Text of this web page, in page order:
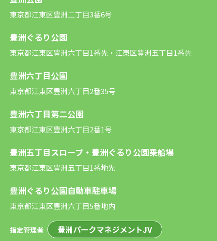
東京都江東区豊洲二丁目3番6号
豊洲ぐるり公園
東京都江東区豊洲六丁目1番先・江東区豊洲五丁目1番先
豊洲六丁目公園
東京都江東区豊洲六丁目2番35号
豊洲六丁目第二公園
東京都江東区豊洲六丁目2番1号
豊洲五丁目スロープ・豊洲ぐるり公園乗船場
東京都江東区豊洲五丁目1番地先
豊洲ぐるり公園自動車駐車場
東京都江東区豊洲六丁目5番地内
指定管理者 豊洲パークマネジメントJV